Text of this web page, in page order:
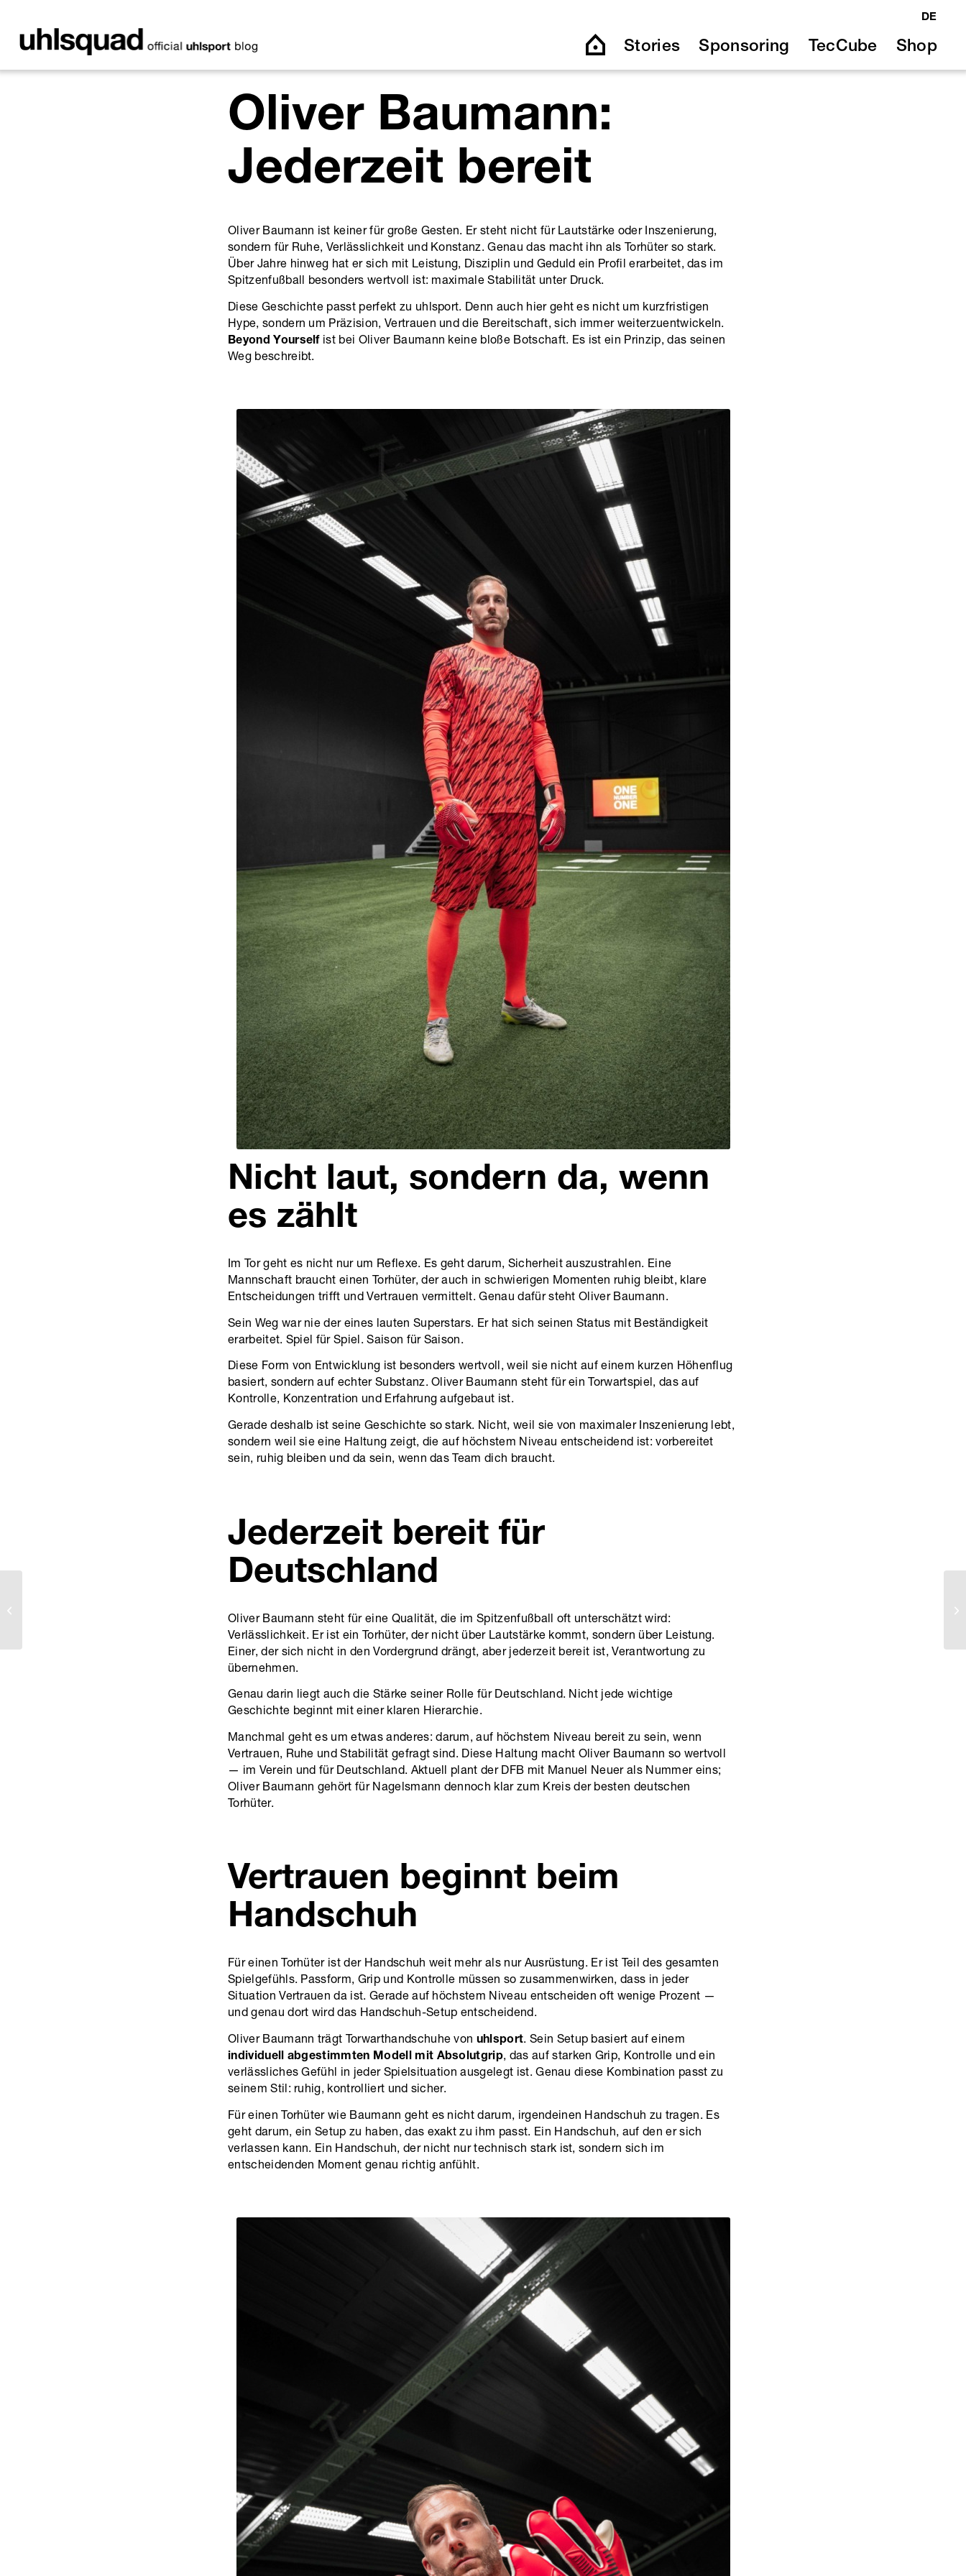
DE
Stories Sponsoring TecCube Shop
Oliver Baumann:
Jederzeit bereit
Oliver Baumann ist keiner für große Gesten. Er steht nicht für Lautstärke oder Inszenierung,
sondern für Ruhe, Verlässlichkeit und Konstanz. Genau das macht ihn als Torhüter so stark.
Über Jahre hinweg hat er sich mit Leistung, Disziplin und Geduld ein Profil erarbeitet, das im
Spitzenfußball besonders wertvoll ist: maximale Stabilität unter Druck.
Diese Geschichte passt perfekt zu uhlsport. Denn auch hier geht es nicht um kurzfristigen
Hype, sondern um Präzision, Vertrauen und die Bereitschaft, sich immer weiterzuentwickeln.
Beyond Yourselfist bei Oliver Baumann keine bloße Botschaft. Es ist ein Prinzip, das seinen
Weg beschreibt.
Nicht laut, sondern da, wenn
es zählt
Im Tor geht es nicht nur um Reflexe. Es geht darum, Sicherheit auszustrahlen. Eine
Mannschaft braucht einen Torhüter, der auch in schwierigen Momenten ruhig bleibt, klare
Entscheidungen trifft und Vertrauen vermittelt. Genau dafür steht Oliver Baumann.
Sein Weg war nie der eines lauten Superstars. Er hat sich seinen Status mit Beständigkeit
erarbeitet. Spiel für Spiel. Saison für Saison.
Diese Form von Entwicklung ist besonders wertvoll, weil sie nicht auf einem kurzen Höhenflug
basiert, sondern auf echter Substanz. Oliver Baumann steht für ein Torwartspiel, das auf
Kontrolle, Konzentration und Erfahrung aufgebaut ist.
Gerade deshalb ist seine Geschichte so stark. Nicht, weil sie von maximaler Inszenierung lebt,
sondern weil sie eine Haltung zeigt, die auf höchstem Niveau entscheidend ist: vorbereitet
sein, ruhig bleiben und da sein, wenn das Team dich braucht.
Jederzeit bereit für
Deutschland
Oliver Baumann steht für eine Qualität, die im Spitzenfußball oft unterschätzt wird:
Verlässlichkeit. Er ist ein Torhüter, der nicht über Lautstärke kommt, sondern über Leistung.
Einer, der sich nicht in den Vordergrund drängt, aber jederzeit bereit ist, Verantwortung zu
übernehmen.
Genau darin liegt auch die Stärke seiner Rolle für Deutschland. Nicht jede wichtige
Geschichte beginnt mit einer klaren Hierarchie.
Manchmal geht es um etwas anderes: darum, auf höchstem Niveau bereit zu sein, wenn
Vertrauen, Ruhe und Stabilität gefragt sind. Diese Haltung macht Oliver Baumann so wertvoll
— im Verein und für Deutschland. Aktuell plant der DFB mit Manuel Neuer als Nummer eins;
Oliver Baumann gehört für Nagelsmann dennoch klar zum Kreis der besten deutschen
Torhüter.
Vertrauen beginnt beim
Handschuh
Für einen Torhüter ist der Handschuh weit mehr als nur Ausrüstung. Er ist Teil des gesamten
Spielgefühls. Passform, Grip und Kontrolle müssen so zusammenwirken, dass in jeder
Situation Vertrauen da ist. Gerade auf höchstem Niveau entscheiden oft wenige Prozent —
und genau dort wird das Handschuh-Setup entscheidend.
Oliver Baumann trägt Torwarthandschuhe von uhlsport. Sein Setup basiert auf einem
individuell abgestimmten Modell mit Absolutgrip, das auf starken Grip, Kontrolle und ein
verlässliches Gefühl in jeder Spielsituation ausgelegt ist. Genau diese Kombination passt zu
seinem Stil: ruhig, kontrolliert und sicher.
Für einen Torhüter wie Baumann geht es nicht darum, irgendeinen Handschuh zu tragen. Es
geht darum, ein Setup zu haben, das exakt zu ihm passt. Ein Handschuh, auf den er sich
verlassen kann. Ein Handschuh, der nicht nur technisch stark ist, sondern sich im
entscheidenden Moment genau richtig anfühlt.